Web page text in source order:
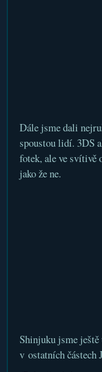
Dále jsme dali
spoustou lidí. 3DS
fotek, ale ve svítivě
jako že ne.
Shinjuku jsme ještě
v ostatních